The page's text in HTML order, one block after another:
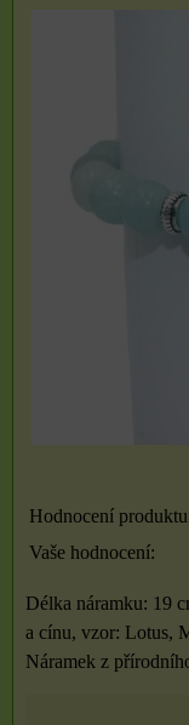
Hodnocení
Vaše hodnocení:
Délka náramku: 19
a cínu, vzor: Lotus,
Náramek z